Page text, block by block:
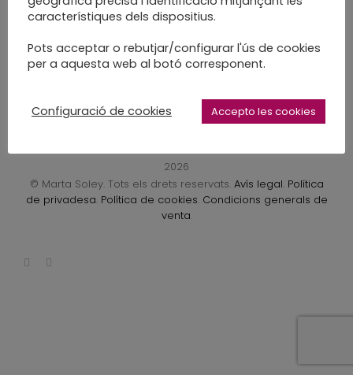
Enquadernació en acordió
2026
© Marta Soley. Tots els drets reservats. Avís legal. Política
de privadesa. Política de cookies. Condicions generals de
venta.
característiques dels dispositius.
Pots acceptar o rebutjar/configurar l'ús de cookies
per a aquesta web al botó corresponent.
Configuració de cookies Accepto les cookies